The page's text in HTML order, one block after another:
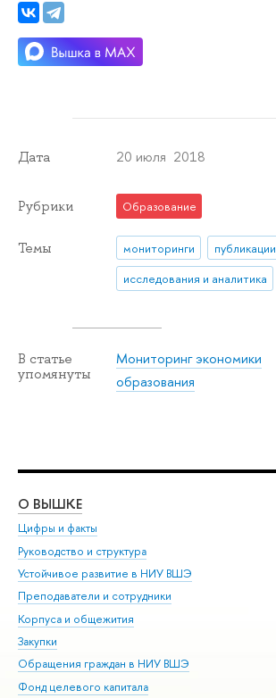
Дата 20 июля 2018
Рубрики Образование
Темы мониторинги
публикации
исследования и аналитика
В статье
упомянуты
Мониторинг экономики
образования
О ВЫШКЕ
Цифры и факты
Руководство и структура
Устойчивое развитие в НИУ ВШЭ
Преподаватели и сотрудники
Корпуса и общежития
Закупки
Обращения граждан в НИУ ВШЭ
Фонд целевого капитала